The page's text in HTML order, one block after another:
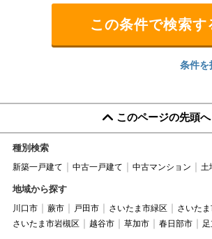
条件を
このページの先頭へ
種別検索
新築一戸建て 中古一戸建て 中古マンション 土
地域から探す
川口市 蕨市 戸田市 さいたま市緑区
さいた
さいたま市岩槻区
越谷市 草加市 春日部市